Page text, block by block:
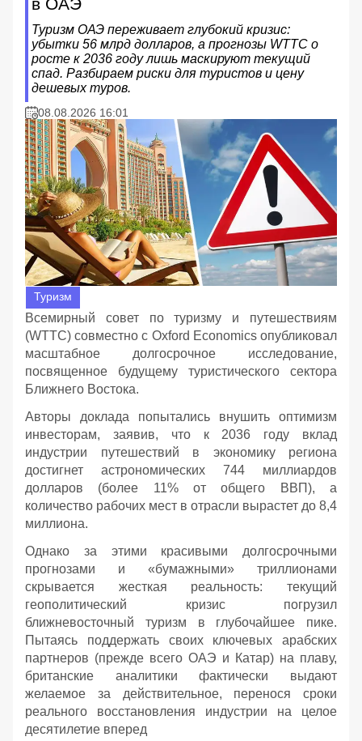
Туризм ОАЭ переживает глубокий кризис:
убытки 56 млрд долларов, а прогнозы WTTC о
росте к 2036 году лишь маскируют текущий
спад. Разбираем риски для туристов и цену
дешевых туров.
08.08.2026 16:01
Туризм
Всемирный совет по туризму и путешествиям
(WTTC) совместно с Oxford Economics опубликовал
масштабное долгосрочное исследование,
посвященное будущему туристического сектора
Ближнего Востока.
Авторы доклада попытались внушить оптимизм
инвесторам, заявив, что к 2036 году вклад
индустрии путешествий в экономику региона
достигнет астрономических 744 миллиардов
долларов (более 11% от общего ВВП), а
количество рабочих мест в отрасли вырастет до 8,4
миллиона.
Однако за этими красивыми долгосрочными
прогнозами и «бумажными» триллионами
скрывается жесткая реальность: текущий
геополитический кризис погрузил
ближневосточный туризм в глубочайшее пике.
Пытаясь поддержать своих ключевых арабских
партнеров (прежде всего ОАЭ и Катар) на плаву,
британские аналитики фактически выдают
желаемое за действительное, перенося сроки
реального восстановления индустрии на целое
десятилетие вперед